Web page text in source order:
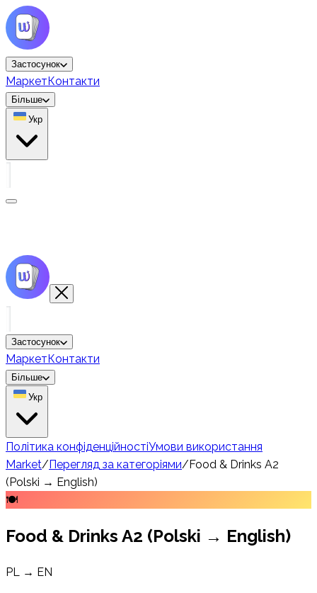
Застосунок
МаркетКонтакти
Більше
Укр
Застосунок
МаркетКонтакти
Більше
Укр
Політика конфіденційностіУмови використання
Market/Перегляд за категоріями/Food & Drinks A2
(Polski → English)
🍽️
Food & Drinks A2 (Polski → English)
PL → EN